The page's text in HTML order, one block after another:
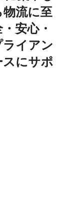
流に至
安心・
イアン
にサポ